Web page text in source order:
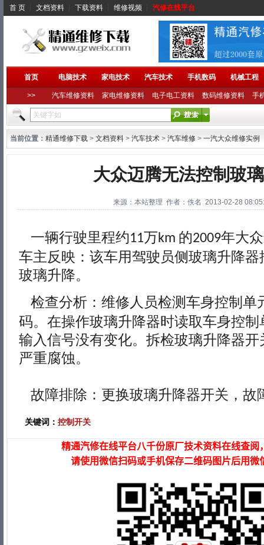
首 页 ┆ 文档资料 ┆ 下载资料 ┆ 维修视频 ┆ 汽修在线平台
首页 电脑技术 家电技术 汽车技术 手机数码 机械工程
>> 汽车维修资料 家电维修资料 电子电工资料 数码维修资料 手
当前位置： 精通维修下载 > 文档资料 > 汽车技术 > 汽车维修 > 一汽大众维修实例
大众迈腾无法控制玻
来源：本站整理 作者：佚名 2013-02-28
一辆行驶里程约11万km 的2009年大
车主反映：该车用驾驶员侧玻璃升降
玻璃升降。
检查分析：维修人员检测车身控制单
码。在操作玻璃升降器时读取车身控
输入信号没有变化。拆检玻璃升降器
严重腐蚀。
故障排除：更换玻璃升降器开关，故
关键词： 控制开关